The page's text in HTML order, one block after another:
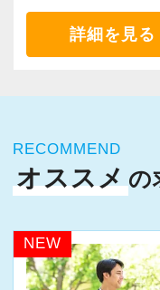
スキルの幅を広
入も増えていく
入社後は仕訳や入
て実務を学んでい
あまり難しくない
持っていただき
に出て仕事の実
ていただきます。
人柄重視の採用で
【入社後の流れと
入力の方法・手
その後は税務ス
・経験値が自然
・男性の育休取得
・全席デュアル
詳細を見る
RECOMMEND
オススメ の
NEW